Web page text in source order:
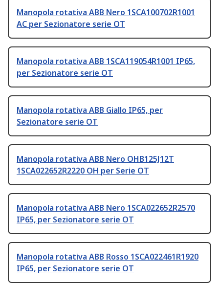
Manopola rotativa ABB Nero 1SCA100702R1001
AC per Sezionatore serie OT
Manopola rotativa ABB 1SCA119054R1001 IP65,
per Sezionatore serie OT
Manopola rotativa ABB Giallo IP65, per
Sezionatore serie OT
Manopola rotativa ABB Nero OHB125J12T
1SCA022652R2220 OH per Serie OT
Manopola rotativa ABB Nero 1SCA022652R2570
IP65, per Sezionatore serie OT
Manopola rotativa ABB Rosso 1SCA022461R1920
IP65, per Sezionatore serie OT